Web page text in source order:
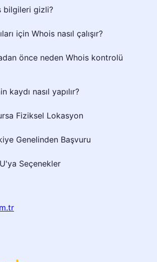
bilgileri gizli?
için Whois nasıl çalışır?
önce neden Whois kontrolü
kaydı nasıl yapılır?
Fiziksel Lokasyon
Genelinden Başvuru
Seçenekler